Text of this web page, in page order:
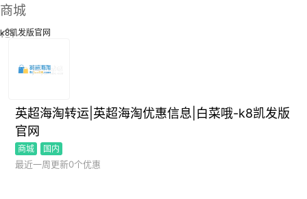
商城
k8凯发版官网
英超海淘转运|英超海淘优惠信息|白菜哦-k8凯发版
官网
商城 国内
最近一周更新0个优惠